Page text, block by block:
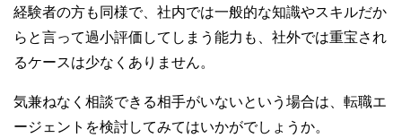
経験者の方も同様で、社内では一般的な知識やスキルだか
らと言って過小評価してしまう能力も、社外では重宝され
るケースは少なくありません。
気兼ねなく相談できる相手がいないという場合は、転職エ
ージェントを検討してみてはいかがでしょうか。